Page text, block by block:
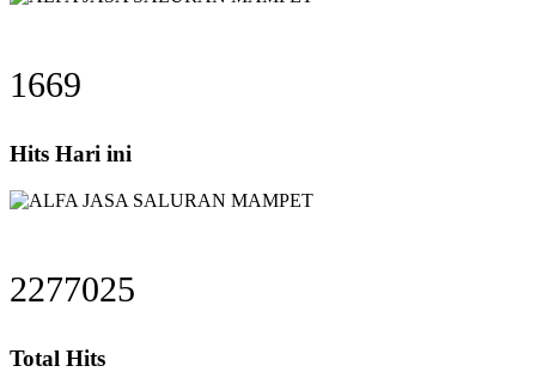
1669
Hits Hari ini
2277025
Total Hits